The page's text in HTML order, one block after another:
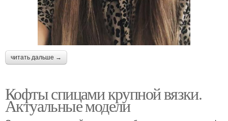
читать дальше →
Кофты спицами крупной вязки.
Актуальные модели